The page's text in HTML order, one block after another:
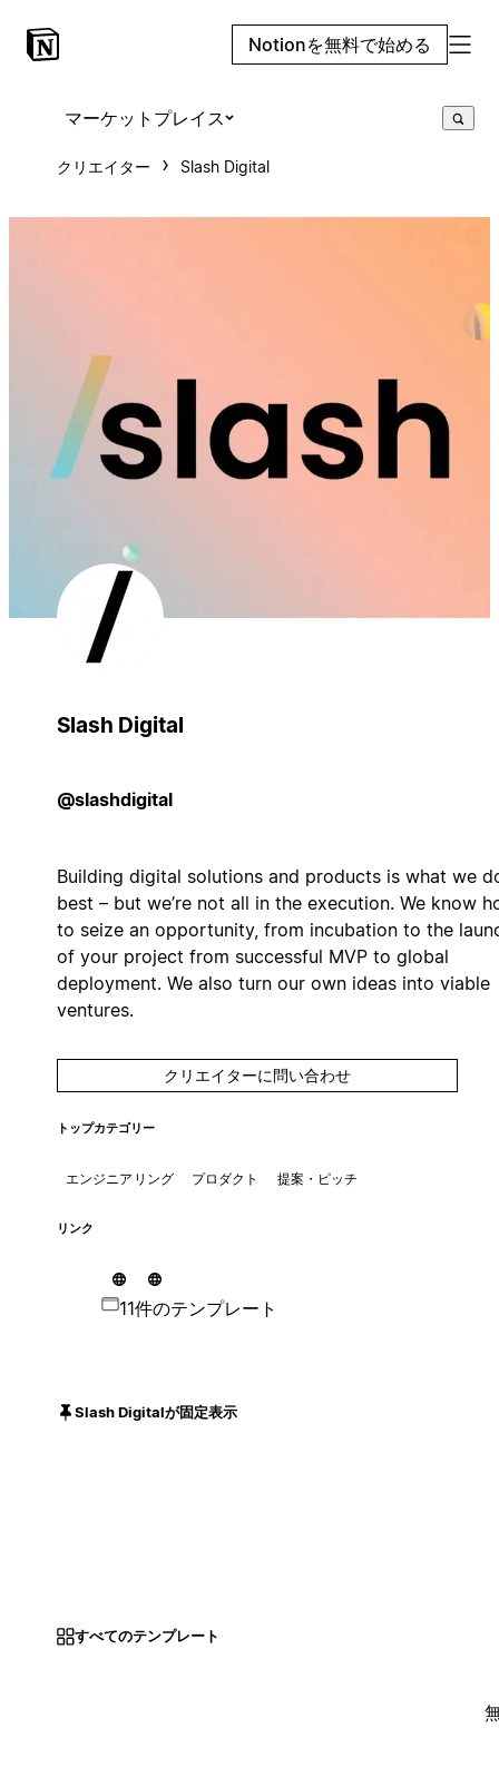
Notionを無料で始める
マーケットプレイス
クリエイター Slash Digital
Slash Digital
@slashdigital
Building digital solutions and products is what we
best – but we’re not all in the execution. We know
to seize an opportunity, from incubation to the
of your project from successful MVP to global
deployment. We also turn our own ideas into viable
ventures.
クリエイターに問い合わせ
トップカテゴリー
エンジニアリング プロダクト 提案・ピッチ
リンク
11件のテンプレート
Slash Digitalが固定表示
すべてのテンプレート